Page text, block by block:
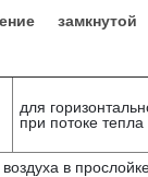
замкнутой
для
при потоке тепла
в